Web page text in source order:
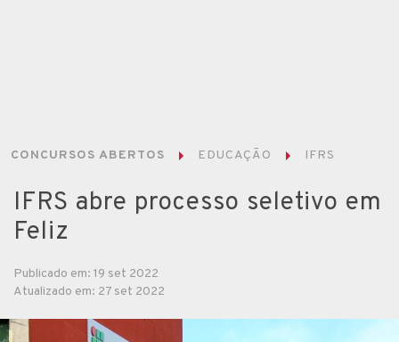
CONCURSOS ABERTOS EDUCAÇÃO IFRS
IFRS abre processo seletivo em
Feliz
Publicado em: 19 set 2022
Atualizado em: 27 set 2022